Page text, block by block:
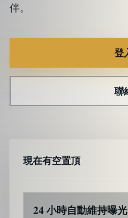
伴。
登
聯
現在有空置頂
24 小時自動維持曝光